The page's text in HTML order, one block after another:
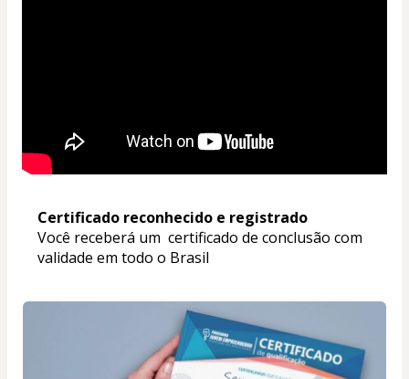
Certificado reconhecido e registrado
Você receberá um  certificado de conclusão com
validade em todo o Brasil